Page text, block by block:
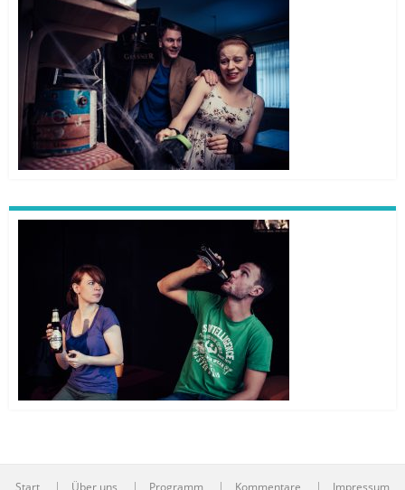
Start Über uns Programm Kommentare Impressum